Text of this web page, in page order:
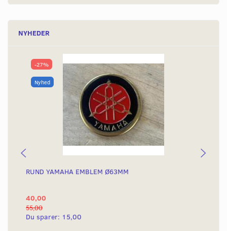
NYHEDER
-27%
Nyhed
RUND YAMAHA EMBLEM Ø63MM
40,00
55,00
Du sparer: 15,00